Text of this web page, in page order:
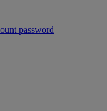
password